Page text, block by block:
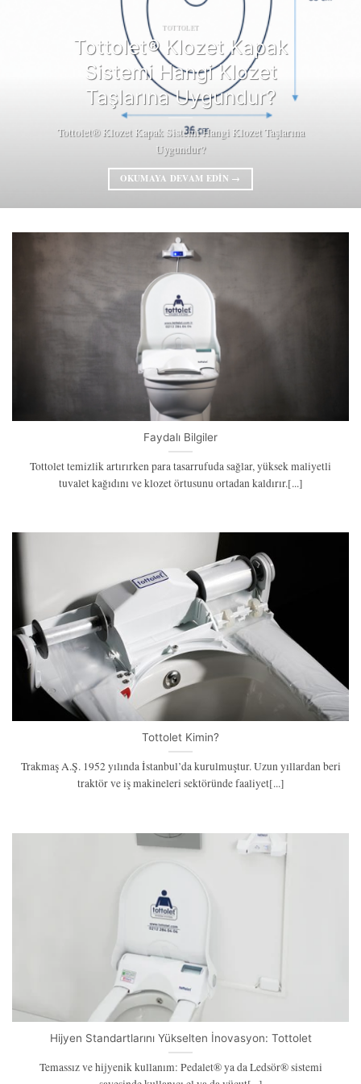
TOTTOLET
Tottolet® Klozet Kapak
Sistemi Hangi Klozet
Taşlarına Uygundur?
Tottolet® Klozet Kapak Sistemi Hangi Klozet Taşlarına
Uygundur?
OKUMAYA DEVAM EDIN →
Faydalı Bilgiler
Tottolet temizlik artırırken para tasarrufuda sağlar, yüksek maliyetli
tuvalet kağıdını ve klozet örtusunu ortadan kaldırır.[...]
Tottolet Kimin?
Trakmaş A.Ş. 1952 yılında İstanbul’da kurulmuştur. Uzun yıllardan beri
traktör ve iş makineleri sektöründe faaliyet[...]
Hijyen Standartlarını Yükselten İnovasyon: Tottolet
Temassız ve hijyenik kullanım: Pedalet® ya da Led­sör® sistemi